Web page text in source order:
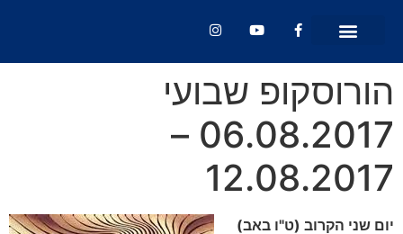
הורוסקופ שבועי
06.08.2017 –
12.08.2017
יום שני הקרוב (ט"ו באב)